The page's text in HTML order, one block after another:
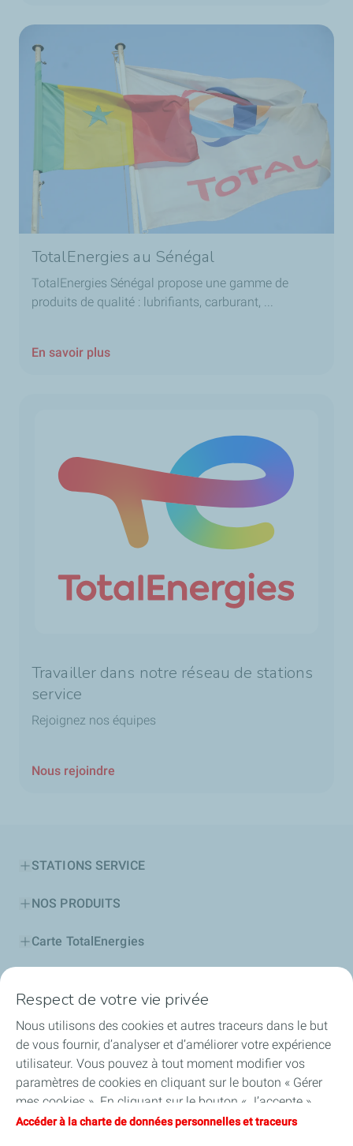
TotalEnergies au Sénégal
TotalEnergies Sénégal propose une gamme de
produits de qualité : lubrifiants, carburant, ...
En savoir plus
Travailler dans notre réseau de stations
service
Rejoignez nos équipes
Nous rejoindre
STATIONS SERVICE
NOS PRODUITS
Carte TotalEnergies
Découvrir TotalEnergies
Notre Fondation
Actionnariat
Football
Respect de votre vie privée
Nous utilisons des cookies et autres traceurs dans le but
de vous fournir, d’analyser et d’améliorer votre expérience
utilisateur. Vous pouvez à tout moment modifier vos
paramètres de cookies en cliquant sur le bouton « Gérer
mes cookies ». En cliquant sur le bouton « J’accepte »,
vous acceptez le dépôt de l’ensemble des cookies. Dans le
Accéder à la charte de données personnelles et traceurs